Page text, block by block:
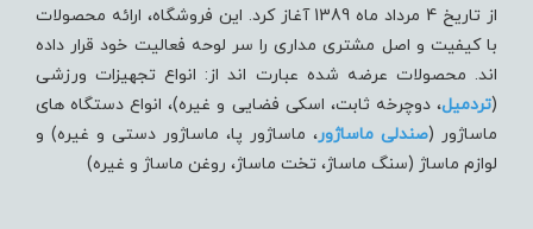
از تاریخ 4 مرداد ماه 1389 آغاز کرد. این فروشگاه، ارائه محصولات
با کیفیت و اصل مشتری مداری را سر لوحه فعالیت خود قرار داده
اند. محصولات عرضه شده عبارت اند از: انواع تجهیزات ورزشی
(تردميل، دوچرخه ثابت، اسکی فضایی و غیره)، انواع دستگاه های
ماساژور (صندلی ماساژور، ماساژور پا، ماساژور دستی و غیره) و
لوازم ماساژ (سنگ ماساژ، تخت ماساژ، روغن ماساژ و غیره)